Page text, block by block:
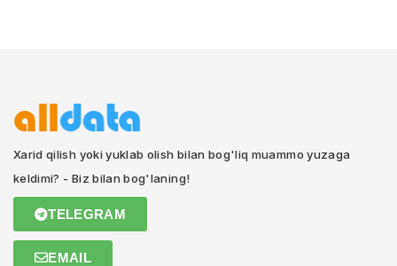
Xarid qilish yoki yuklab olish bilan bog'liq muammo yuzaga
keldimi? - Biz bilan bog'laning!
TELEGRAM
EMAIL